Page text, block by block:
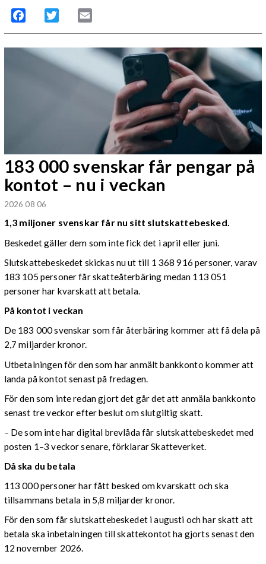
Facebook Twitter
183 000 svenskar får pengar på
kontot – nu i veckan
2026 08 06
1,3 miljoner svenskar får nu sitt slutskattebesked.
Beskedet gäller dem som inte fick det i april eller juni.
Slutskattebeskedet skickas nu ut till 1 368 916 personer, varav
183 105 personer får skatteåterbäring medan 113 051
personer har kvarskatt att betala.
På kontot i veckan
De 183 000 svenskar som får återbäring kommer att få dela på
2,7 miljarder kronor.
Utbetalningen för den som har anmält bankkonto kommer att
landa på kontot senast på fredagen.
För den som inte redan gjort det går det att anmäla bankkonto
senast tre veckor efter beslut om slutgiltig skatt.
– De som inte har digital brevlåda får slutskattebeskedet med
posten 1–3 veckor senare, förklarar Skatteverket.
Då ska du betala
113 000 personer har fått besked om kvarskatt och ska
tillsammans betala in 5,8 miljarder kronor.
För den som får slutskattebeskedet i augusti och har skatt att
betala ska inbetalningen till skattekontot ha gjorts senast den
12 november 2026.